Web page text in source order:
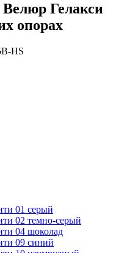
Велюр Гелакси
опорах
HS